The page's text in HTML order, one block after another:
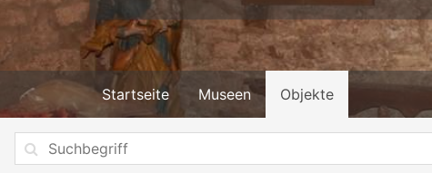
Startseite Museen Objekte